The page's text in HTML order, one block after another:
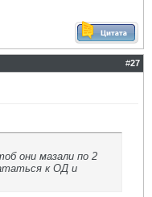
#27
они мазали по 2
к ОД и